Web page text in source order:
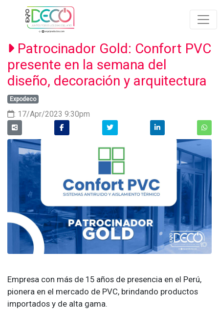
Patrocinador Gold: Confort PVC
presente en la semana del
diseño, decoración y arquitectura
Expodeco
: 17/Apr/2023 9:30pm
Empresa con más de 15 años de presencia en el Perú,
pionera en el mercado de PVC, brindando productos
importados y de alta gama.